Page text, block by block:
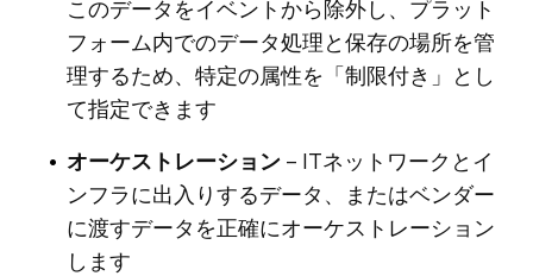
このデータをイベントから除外し、プラット
フォーム内でのデータ処理と保存の場所を管
理するため、特定の属性を「制限付き」とし
て指定できます
オーケストレーション – ITネットワークとイ
ンフラに出入りするデータ、またはベンダー
に渡すデータを正確にオーケストレーション
します